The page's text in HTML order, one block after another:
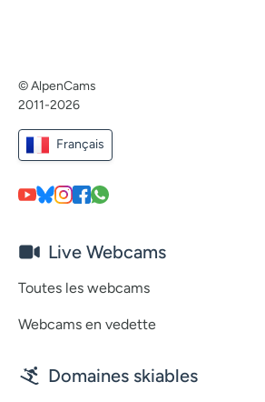
© AlpenCams
2011-2026
Français
Live Webcams
Toutes les webcams
Webcams en vedette
Domaines skiables